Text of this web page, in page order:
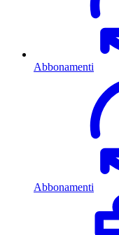
Abbonamenti
Abbonamenti